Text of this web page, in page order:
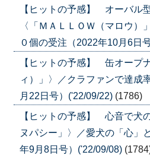
【ヒットの予感】 オーバル
〈「ＭＡＬＬＯＷ（マロウ）
０個の受注（2022年10月6日
【ヒットの予感】 缶オープ
ィ）」〉／クラファンで達成
月22日号）('22/09/22) (1786)
【ヒットの予感】 心音で犬
ヌパシー」〉／愛犬の「心」
年9月8日号）('22/09/08)